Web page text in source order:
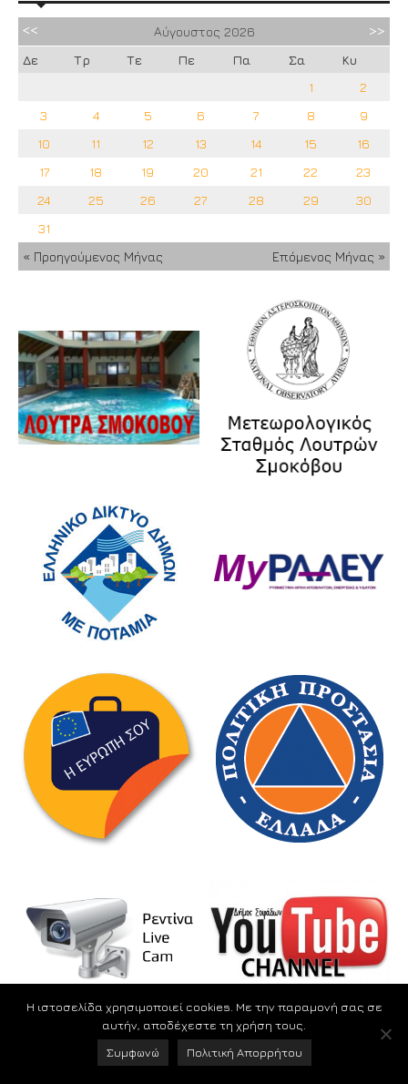
Αύγουστος 2026
Δε
Τρ Τε Πε Πα Σα
Κυ
1
2
3
4 5 6 7 8
9
10
11 12 13 14 15
16
17
18 19 20 21 22
23
24
25 26 27 28 29
30
31
« Προηγούμενος Μήνας
Επόμενος Μήνας »
Η ιστοσελίδα χρησιμοποιεί cookies. Με την παραμονή σας σε
αυτήν, αποδέχεστε τη χρήση τους.
Συμφωνώ
Πολιτική Απορρήτου